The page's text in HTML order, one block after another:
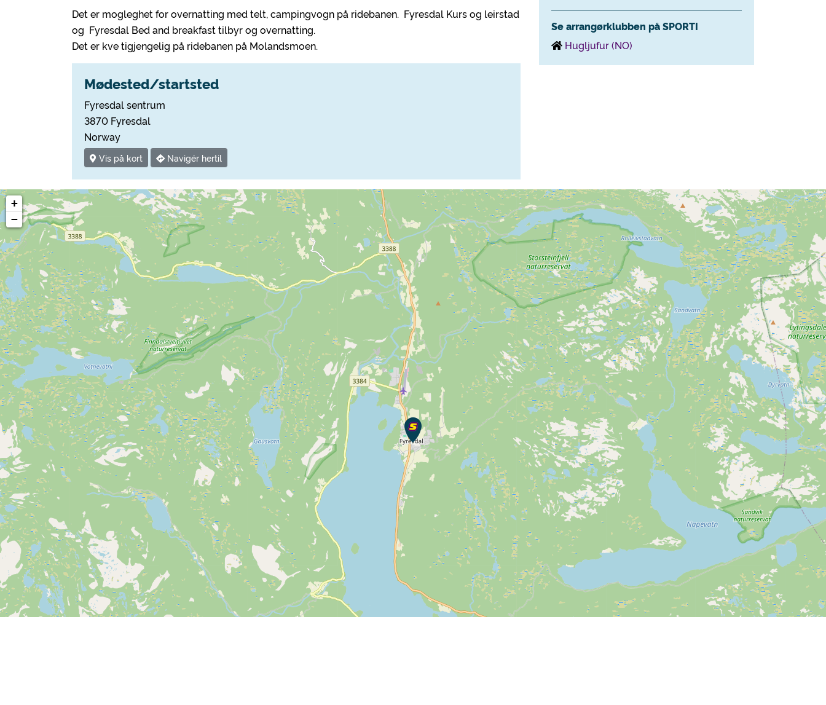
Det er mogleghet for overnatting med telt, campingvogn på ridebanen. Fyresdal Kurs og leirstad
og Fyresdal Bed and breakfast tilbyr og overnatting.
Det er kve tigjengelig på ridebanen på Molandsmoen.
Mødested/startsted
Fyresdal sentrum
3870 Fyresdal
Norway
Vis på kort Navigér hertil
Se arrangørklubben på SPORTI
Hugljufur (NO)
+
−